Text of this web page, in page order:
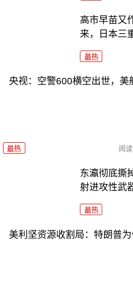
高市早苗又
来，日本三
最热
央视：空警600横空出世，美
最热 阅读
东瀛彻底撕
射进攻性武
最热
美利坚资源收割局：特朗普